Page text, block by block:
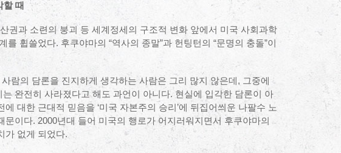
할 때
권과 소련의 붕괴 등 세계정세의 구조적 변화 앞에서 미국 사회과학
를 휩쓸었다. 후쿠야마의 “역사의 종말”과 헌팅턴의 “문명의 충돌”이
람의 담론을 진지하게 생각하는 사람은 그리 많지 않은데, 그중에
완전히 사라졌다고 해도 과언이 아니다. 현실에 입각한 담론이 아
에 대한 근대적 믿음을 ‘미국 자본주의 승리’에 뒤집어씌운 나팔수 노
문이다. 2000년대 들어 미국의 행로가 어지러워지면서 후쿠야마의
가 없게 되었다.